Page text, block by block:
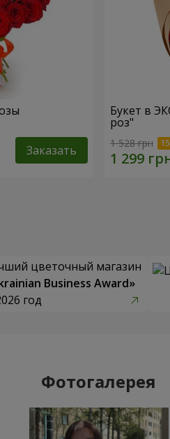
Заказать
Букет в
роз"
1 528 грн
цветочный магазин
Business Award»
год
Фотогалерея